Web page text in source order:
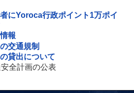
にYoroca行政ポイント1万ポイ
報
交通規制
貸出について
全計画の公表